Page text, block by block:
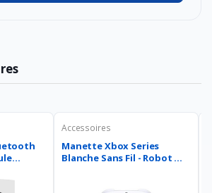
Accessoires
Manette Xbox Series
Blanche Sans Fil - Robot ...